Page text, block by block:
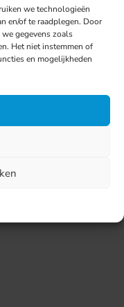
we technologieën
en/of te raadplegen. Door
gegevens zoals
Het niet instemmen of
en mogelijkheden